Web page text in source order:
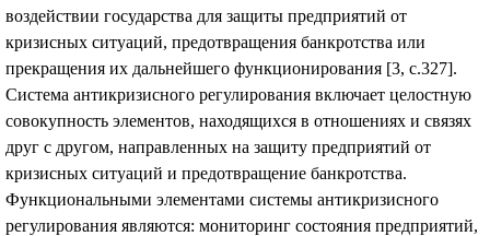
воздействии государства для защиты предприятий от
кризисных ситуаций, предотвращения банкротства или
прекращения их дальнейшего функционирования [3, с.327].
Система антикризисного регулирования включает целостную
совокупность элементов, находящихся в отношениях и связях
друг с другом, направленных на защиту предприятий от
кризисных ситуаций и предотвращение банкротства.
Функциональными элементами системы антикризисного
регулирования являются: мониторинг состояния предприятий,